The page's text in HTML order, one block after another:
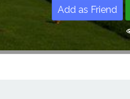
Add as Friend